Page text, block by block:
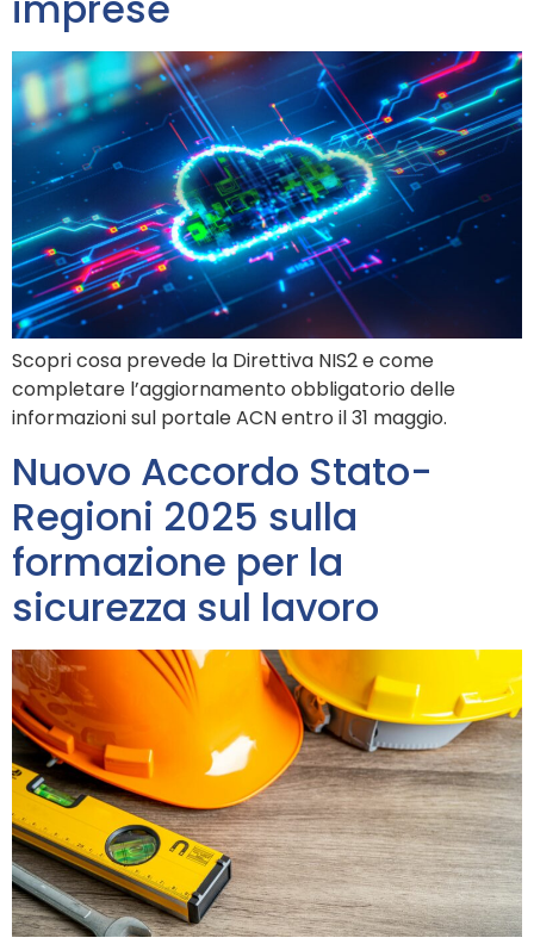
Scopri cosa prevede la Direttiva NIS2 e come
completare l’aggiornamento obbligatorio delle
informazioni sul portale ACN entro il 31 maggio.
Nuovo Accordo Stato-
Regioni 2025 sulla
formazione per la
sicurezza sul lavoro